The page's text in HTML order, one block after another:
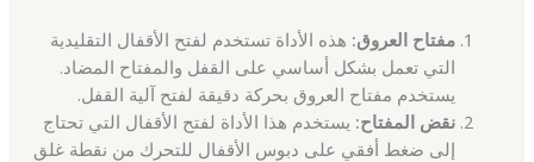
مفتاح العروق: هذه الأداة تستخدم لفتح الأقفال التقليدية
التي تعمل بشكل أساسي على القفل والمفتاح المضاد.
يستخدم مفتاح العروق بحركة دقيقة لفتح آلية القفل.
نقض المفتاح: يستخدم هذا الأداة لفتح الأقفال التي تحتاج
إلى ضغط أفقي على دبوس الأقفال للتحرك من نقطة غلق